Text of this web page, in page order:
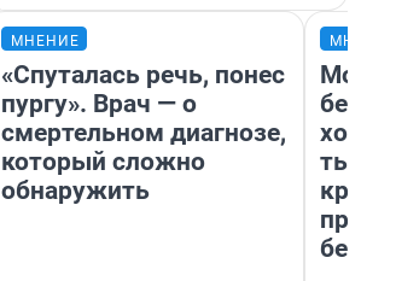
МНЕНИЕ
«Спуталась речь, понес
пургу». Врач — о
смертельном диагнозе,
который сложно
обнаружить
Мой